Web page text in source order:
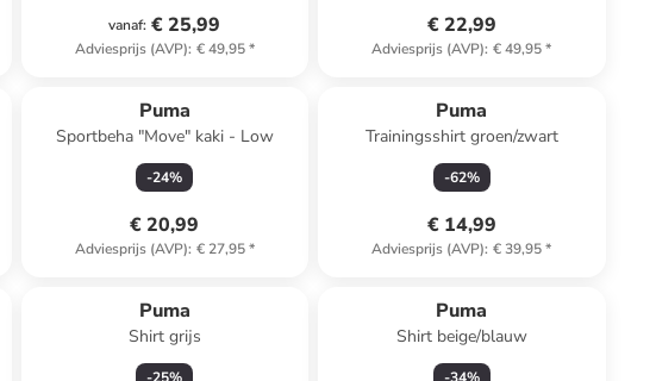
vanaf: € 25,99
Adviesprijs (AVP): € 49,95*
€ 22,99
Adviesprijs (AVP): € 49,95*
Puma
Sportbeha "Move" kaki - Low
-24%
€ 20,99
Adviesprijs (AVP): € 27,95*
Puma
Trainingsshirt groen/zwart
-62%
€ 14,99
Adviesprijs (AVP): € 39,95*
Puma
Shirt grijs
Puma
Shirt beige/blauw